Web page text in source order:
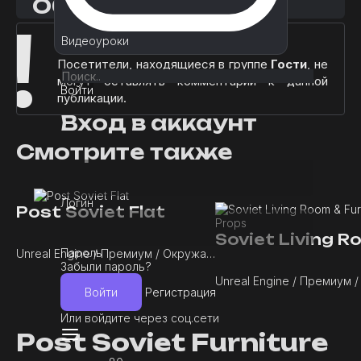
Видеоуроки
Войти
Вход в аккаунт
Логин
Пароль
Забыли пароль?
Войти
Регистрация
Или войдите через соц.сети
Обсудим?
! Информация
Посетители, находящиеся в группе Гости, не
могут оставлять комментарии к данной
публикации.
Смотрите также
Post Soviet Flat
Unreal Engine / Премиум / Окружающая среда
Post Soviet Furniture